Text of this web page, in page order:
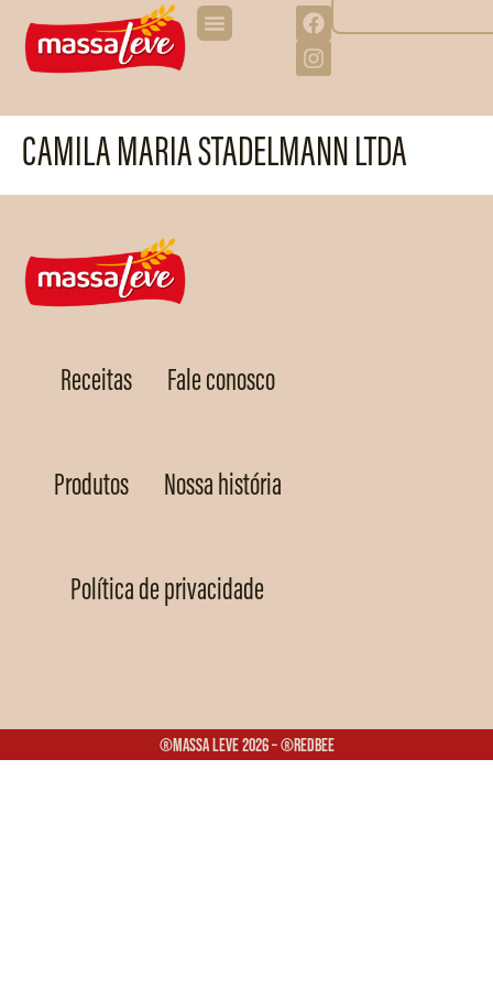
CAMILA MARIA STADELMANN LTDA
Receitas Fale conosco
Produtos Nossa história
Política de privacidade
®Massa Leve 2026 – ®Redbee